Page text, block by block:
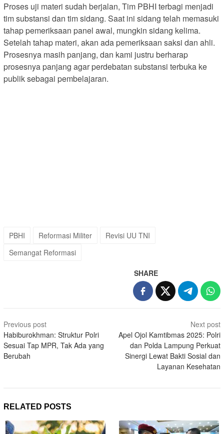
Proses uji materi sudah berjalan, Tim PBHI terbagi menjadi
tim substansi dan tim sidang. Saat ini sidang telah memasuki
tahap pemeriksaan panel awal, mungkin sidang kelima.
Setelah tahap materi, akan ada pemeriksaan saksi dan ahli.
Prosesnya masih panjang, dan kami justru berharap
prosesnya panjang agar perdebatan substansi terbuka ke
publik sebagai pembelajaran.
PBHI Reformasi Militer
Revisi UU TNI
Semangat Reformasi
SHARE
Post
navigation
Previous post
Habiburokhman: Struktur Polri
Sesuai Tap MPR, Tak Ada yang
Berubah
Next post
Apel Ojol Kamtibmas 2025: Polri
dan Polda Lampung Perkuat
Sinergi Lewat Bakti Sosial dan
Layanan Kesehatan
RELATED POSTS